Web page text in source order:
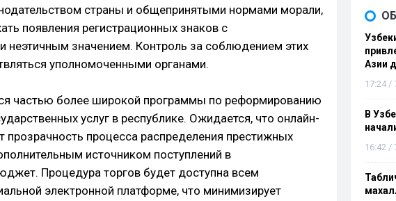
страны и общепринятыми нормами морали,
появления регистрационных знаков с
неэтичным значением. Контроль за соблюдением этих
уполномоченными органами.
частью более широкой программы по реформированию
услуг в республике. Ожидается, что онлайн-
прозрачность процесса распределения престижных
источником поступлений в
Процедура торгов будет доступна всем
электронной платформе, что минимизирует
Азии
17:24 /
В
16:42 /